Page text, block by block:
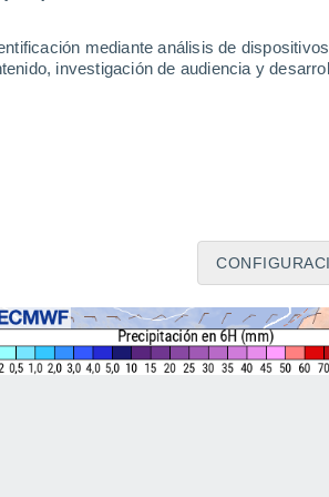
mediante análisis de
investigación de audiencia y